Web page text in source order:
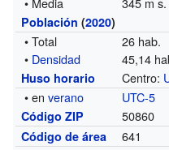
Población (2020)
• Total
26 hab.
• Densidad 45,14
Huso horario Centro:
• enverano UTC-5
Código ZIP 50860
Código de área 641